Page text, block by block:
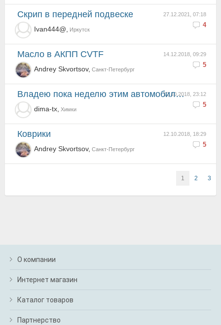
27.12.2021, 07:18
4
Cкрип в передней подвеске
Ivan444@, Иркутск
14.12.2018, 09:29
5
Масло в АКПП CVTF
Andrey Skvortsov, Санкт-Петербург
12.10.2018, 23:12
5
Владею пока неделю этим автомобилем, но пока понял что данное авто для езды, а не для пробок
dima-tx, Химки
12.10.2018, 18:29
5
Коврики
Andrey Skvortsov, Санкт-Петербург
1 2 3
О компании
Интернет магазин
Каталог товаров
Партнерство